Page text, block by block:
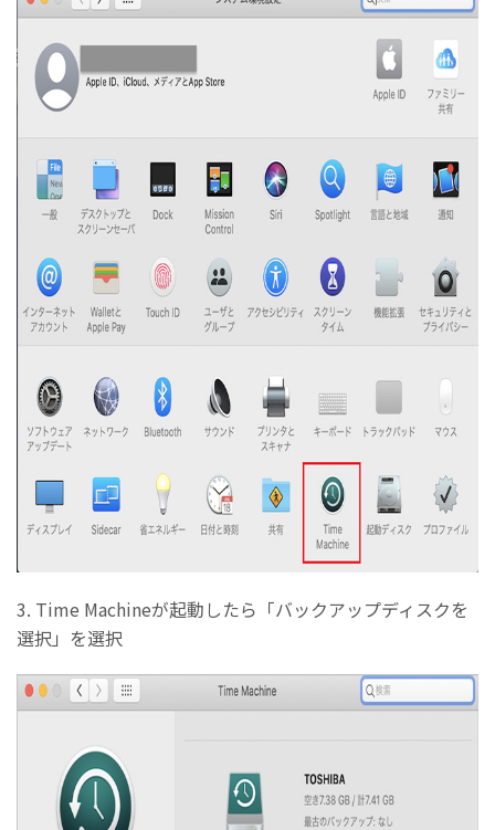
3. Time Machineが起動したら「バックアップディスクを
選択」を選択